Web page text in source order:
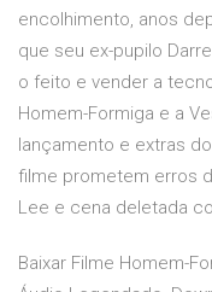
encolhimento, anos
que seu ex-pupilo
o feito e vender a
Homem-Formiga e a
lançamento e extras
filme prometem erros
Lee e cena deletada
Baixar Filme Homem-